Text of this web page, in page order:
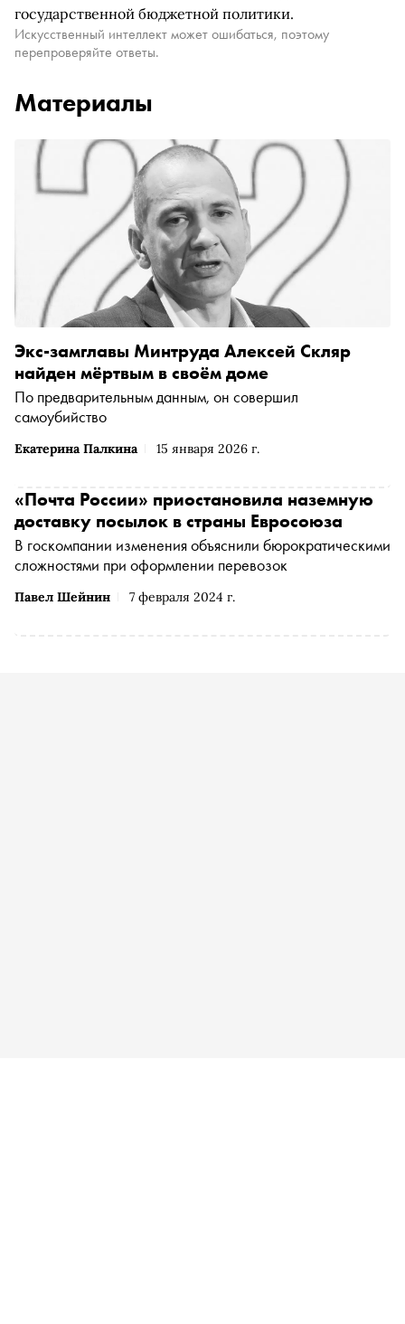
государственной бюджетной политики.
Искусственный интеллект может ошибаться, поэтому
перепроверяйте ответы.
Материалы
Екатерина Палкина 15 января 2026 г.
Экс-замглавы Минтруда Алексей Скляр
найден мёртвым в своём доме
По предварительным данным, он совершил
самоубийство
Павел Шейнин 7 февраля 2024 г.
«Почта России» приостановила наземную
доставку посылок в страны Евросоюза
В госкомпании изменения объяснили бюрократическими
сложностями при оформлении перевозок